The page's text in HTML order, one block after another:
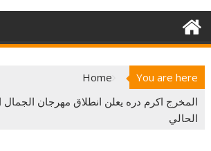
You are here
Home
المخرج اكرم دره يعلن انطلاق مهرجان الجمال
الحالي